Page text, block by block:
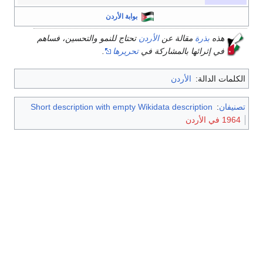
بوابة الأردن
هذه بذرة مقالة عنالأردن تحتاج للنمو والتحسين، فساهم
في إثرائها بالمشاركة فيتحريرها .
الكلمات الدالة: الأردن
تصنيفان:
Short description with empty Wikidata description
1964 في الأردن